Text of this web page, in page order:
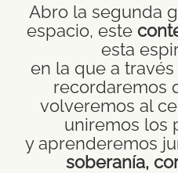
Abro la segunda
espacio, este
esta
en la que a
recordaremos
volveremos al
uniremos los
y aprenderemos
soberanía,